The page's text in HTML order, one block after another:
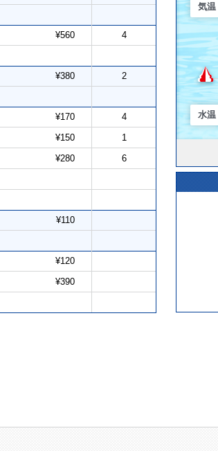
¥560 4
¥380 2
¥170 4
¥150 1
¥280 6
¥110
¥120
¥390
気温
水温